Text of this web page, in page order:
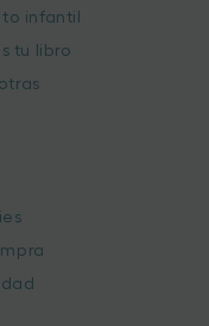
infantil
tu libro